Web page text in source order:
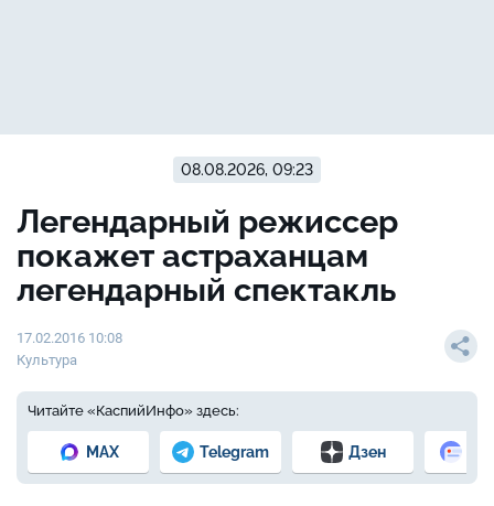
08.08.2026, 09:23
Легендарный режиссер
покажет астраханцам
легендарный спектакль
17.02.2016 10:08
Культура
Читайте «КаспийИнфо» здесь:
MAX Telegram Дзен